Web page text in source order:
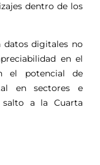
dentro de los
datos digitales no
en el
el potencial de
en sectores e
a la Cuarta